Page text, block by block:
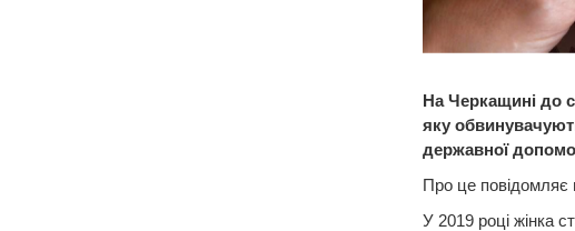
На Черкащині до
яку
державної
Про це повідомляє
У 2019 році жінка